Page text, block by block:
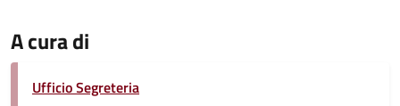
A cura di
Ufficio Segreteria